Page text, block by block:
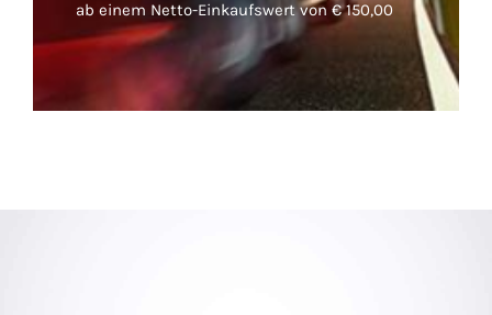
ab einem Netto-Einkaufswert von € 150,00